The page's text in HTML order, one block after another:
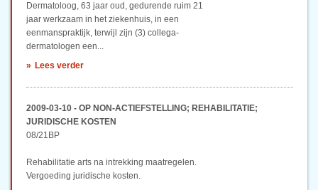
Dermatoloog, 63 jaar oud, gedurende ruim 21
jaar werkzaam in het ziekenhuis, in een
eenmanspraktijk, terwijl zijn (3) collega-
dermatologen een...
Lees verder
2009-03-10 - OP NON-ACTIEFSTELLING; REHABILITATIE;
JURIDISCHE KOSTEN
08/21BP
Rehabilitatie arts na intrekking maatregelen.
Vergoeding juridische kosten.